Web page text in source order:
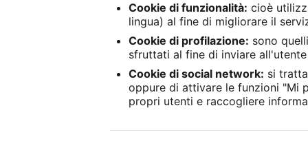
Cookie di funzionalità: cioè
lingua) al fine di migliorare il
Cookie di profilazione: sono
sfruttati al fine di inviare
Cookie di social network: si
oppure di attivare le funzioni "Mi
propri utenti e raccogliere